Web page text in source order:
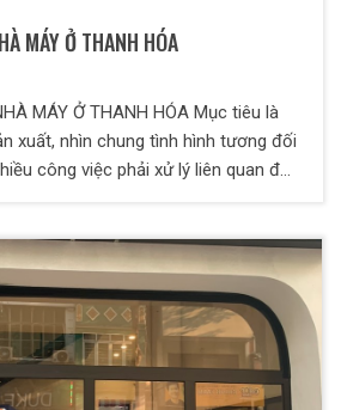
MÁY Ở THANH HÓA
MÁY Ở THANH HÓA Mục tiêu là
xuất, nhìn chung tình hình tương đối
công việc phải xử lý liên quan đến
đó nhân viên công ty bảo vệ cần
kinh nghiệm để đáp ứng được nhu